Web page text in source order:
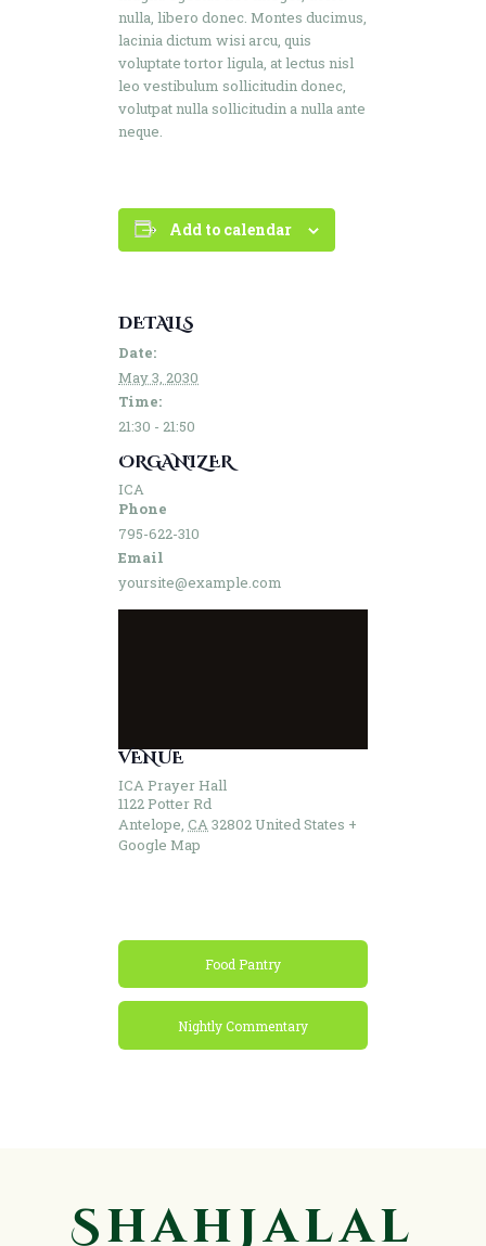
nulla, libero donec. Montes ducimus,
lacinia dictum wisi arcu, quis
voluptate tortor ligula, at lectus nisl
leo vestibulum sollicitudin donec,
volutpat nulla sollicitudin a nulla ante
neque.
Add to calendar
DETAILS
Date:
May 3, 2030
Time:
21:30 - 21:50
ORGANIZER
ICA
Phone
795-622-310
Email
yoursite@example.com
VENUE
ICA Prayer Hall
1122 Potter Rd
Antelope, CA32802United States +
Google Map
Food Pantry
Nightly Commentary
ShahJalal